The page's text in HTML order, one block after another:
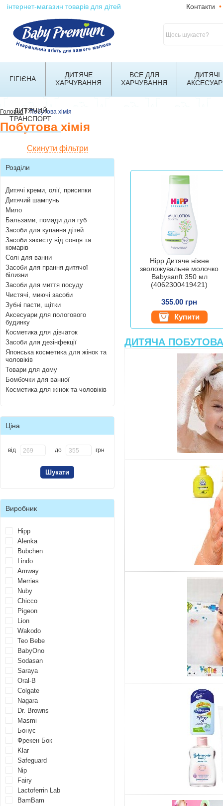
інтернет-магазин товарів для дітей Контакти •
ГІГІЄНА
ДИТЯЧЕ
ХАРЧУВАННЯ
ВСЕ ДЛЯ
ХАРЧУВАННЯ
ДИТЯЧІ
ДИТЯЧИЙ
ТРАНСПОРТ
Головна/Побутова хімія
Побутова хімія
Скинути фільтри
Розділи
Дитячі креми, олії, присипки
Дитячий шампунь
Мило
Бальзами, помади для губ
Засоби для купання дітей
Засоби захисту від сонця та
комарів
Солі для ванни
Засоби для прання дитячої
білизни
Засоби для миття посуду
Чистячі, миючі засоби
Зубні пасти, щітки
Аксесуари для пологового
будинку
Косметика для дівчаток
Засоби для дезінфекції
Японська косметика для жінок та
чоловіків
Товари для дому
Бомбочки для ванної
Косметика для жінок та чоловіків
Ціна
від до грн
Виробник
Hipp
Alenka
Bubchen
Lindo
Amway
Merries
Nuby
Chicco
Pigeon
Lion
Wakodo
Teo Bebe
BabyOno
Sodasan
Saraya
Oral-B
Colgate
Nagara
Dr. Browns
Masmi
Бонус
Фрекен Бок
Klar
Safeguard
Nip
Fairy
Lactoferrin Lab
BamBam
Hipp Дитяче ніжне
зволожувальне молочко
Babysanft 350 мл
(4062300419421)
355.00 грн
Купити
ДИТЯЧА ПОБУТОВА